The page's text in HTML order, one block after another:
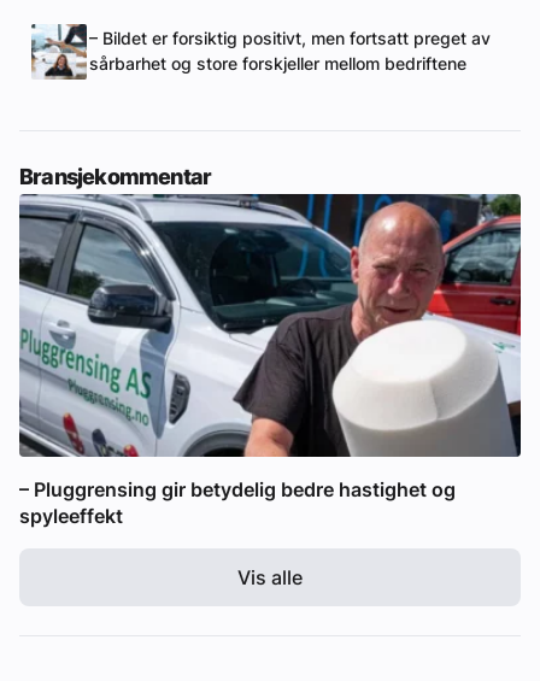
– Bildet er forsiktig positivt, men fortsatt preget av
sårbarhet og store forskjeller mellom bedriftene
Bransjekommentar
– Pluggrensing gir betydelig bedre hastighet og
spyleeffekt
Vis alle